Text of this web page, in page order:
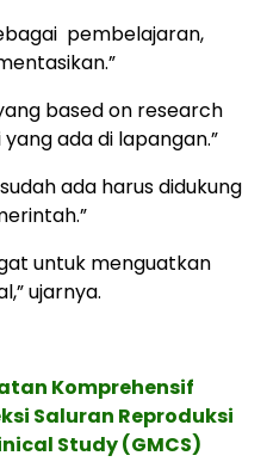
pembelajaran,
based on research
ada di lapangan.”
ada harus didukung
untuk menguatkan
ujarnya.
Komprehensif
Saluran Reproduksi
Study (GMCS)